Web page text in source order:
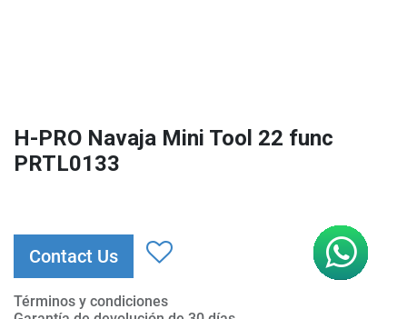
H-PRO Navaja Mini Tool 22 func
PRTL0133
Contact Us
Términos y condiciones